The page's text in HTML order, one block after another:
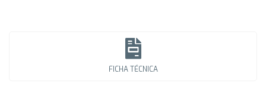
FICHA TÉCNICA